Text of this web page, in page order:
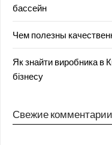
бассейн
Чем полезны
Як знайти виробника в
бізнесу
Свежие комментарии